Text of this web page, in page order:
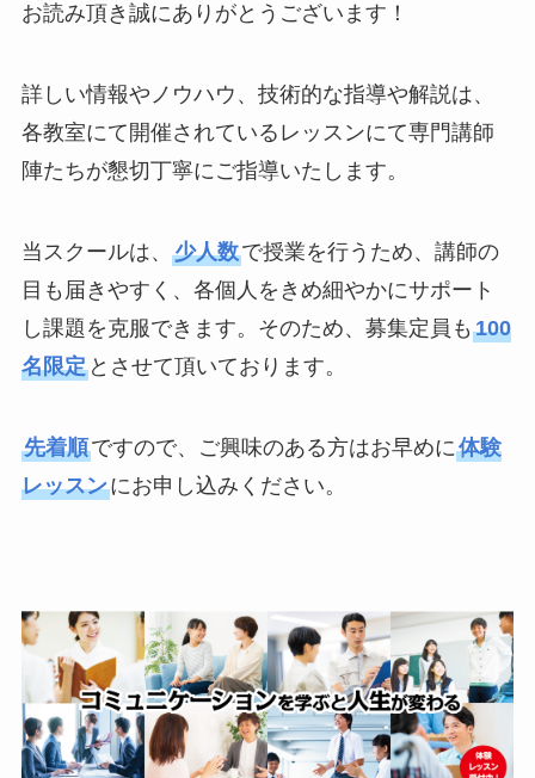
お読み頂き誠にありがとうございます！
詳しい情報やノウハウ、技術的な指導や解説は、
各教室にて開催されているレッスンにて専門講師
陣たちが懇切丁寧にご指導いたします。
当スクールは、 少人数で授業を行うため、講師の
目も届きやすく、各個人をきめ細やかにサポート
し課題を克服できます。そのため、募集定員も 100
名限定とさせて頂いております。
先着順ですので、ご興味のある方はお早めに体験
レッスンにお申し込みください。